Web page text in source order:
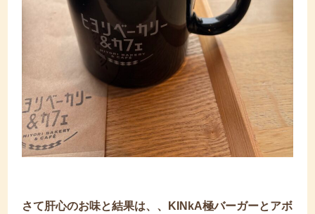
さて肝心のお味と結果は、、KINkA極バーガーとアボ